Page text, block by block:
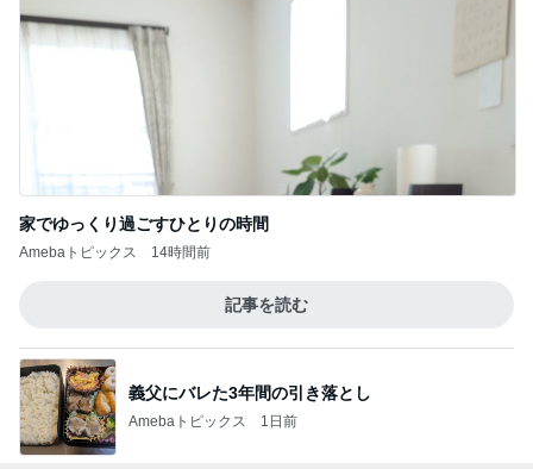
家でゆっくり過ごすひとりの時間
Amebaトピックス 14時間前
記事を読む
義父にバレた3年間の引き落とし
Amebaトピックス 1日前